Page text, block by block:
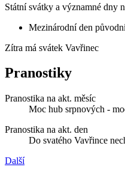
Státní svátky a významné dny
Mezinárodní den
Zítra má svátek Vavřinec
Pranostiky
Pranostika na akt. měsíc
Moc hub srpnových -
Pranostika na akt. den
Do svatého Vavřince
Další